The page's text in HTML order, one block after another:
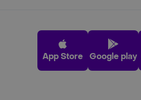
App Store Google play